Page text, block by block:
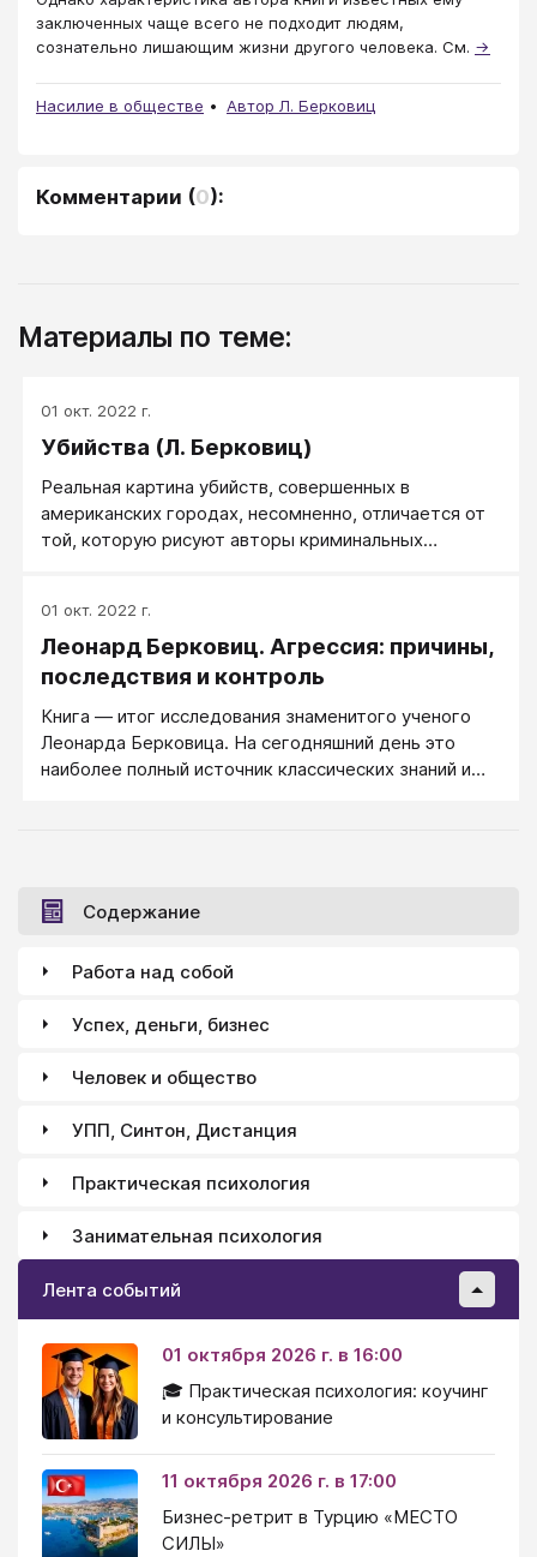
заключенных чаще всего не подходит людям,
сознательно лишающим жизни другого человека. См. →
Насилие в обществе Автор Л. Берковиц
Комментарии (0):
Материалы по теме:
01 окт. 2022 г.
Убийства (Л. Берковиц)
Реальная картина убийств, совершенных в
американских городах, несомненно, отличается от
той, которую рисуют авторы криминальных
01 окт. 2022 г.
Леонард Берковиц. Агрессия: причины,
последствия и контроль
Книга — итог исследования знаменитого ученого
Леонарда Берковица. На сегодняшний день это
наиболее полный источник классических знаний и
Содержание
Работа над собой
Успех, деньги, бизнес
Человек и общество
УПП, Синтон, Дистанция
Практическая психология
Занимательная психология
Лента событий
01 октября 2026 г. в 16:00
🎓 Практическая психология: коучинг
и консультирование
11 октября 2026 г. в 17:00
Бизнес-ретрит в Турцию «МЕСТО
СИЛЫ»